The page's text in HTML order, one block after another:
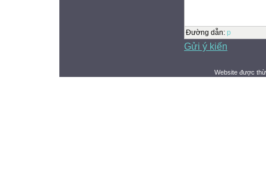
Đường dẫn: p
Gửi ý kiến
Website được